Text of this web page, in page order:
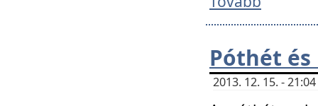
Póthét és
2013. 12. 15. -